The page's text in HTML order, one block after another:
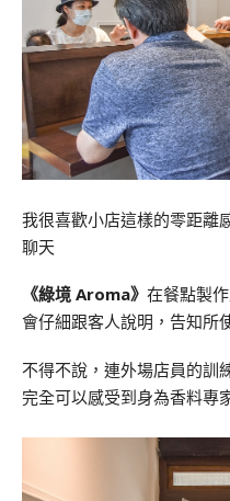
我很喜歡小店這樣的零距離
聊天
《綠境 Aroma》 在餐點製
會仔細跟客人說明，告知所
不得不說，連外場店員的訓
完全可以感受到身為香料專